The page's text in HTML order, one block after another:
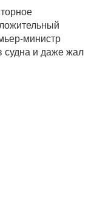
министр
судна и даже жал